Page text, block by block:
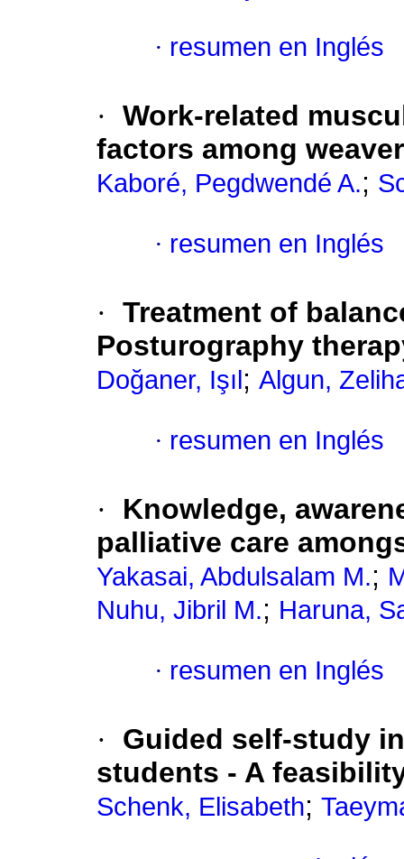
· resumen en Inglés
· Work-related
factors among
Kaboré, Pegdwendé A.;
· resumen en Inglés
· Treatment of
Posturography
Doğaner, Işıl ; Algun,
· resumen en Inglés
·
Knowledge,
palliative care
Yakasai, Abdulsalam M.;
Nuhu, Jibril M.; Haruna,
· resumen en Inglés
·
Guided self-study
students - A
Schenk, Elisabeth;